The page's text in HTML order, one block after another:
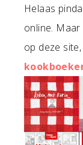
Helaas
online.
op deze